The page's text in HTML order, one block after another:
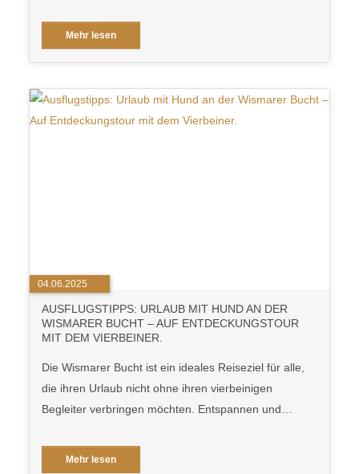
Mehr lesen
04.06.2025
AUSFLUGSTIPPS: URLAUB MIT HUND AN DER
WISMARER BUCHT – AUF ENTDECKUNGSTOUR
MIT DEM VIERBEINER.
Die Wismarer Bucht ist ein ideales Reiseziel für alle,
die ihren Urlaub nicht ohne ihren vierbeinigen
Begleiter verbringen möchten. Entspannen und…
Mehr lesen